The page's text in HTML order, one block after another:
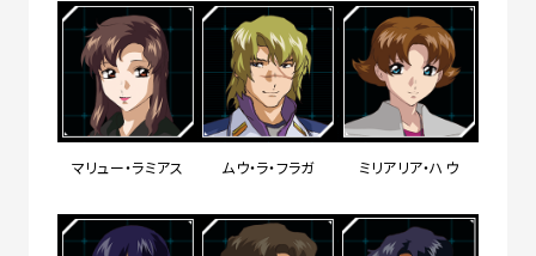
マリュー・ラミアス ムウ・ラ・フラガ ミリアリア・ハウ